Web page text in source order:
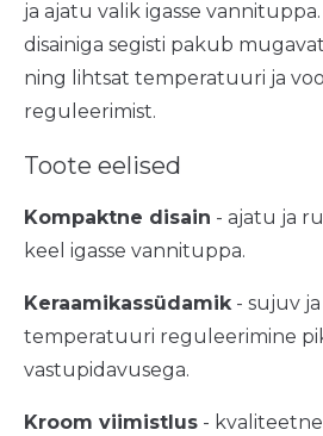
ja ajatu valik igasse
disainiga segisti pakub
ning lihtsat temperatuuri ja
reguleerimist.
Toote eelised
Kompaktne disain - ajatu ja
keel igasse vannituppa.
Keraamikassüdamik- sujuv
temperatuuri reguleerimine
vastupidavusega.
Kroom viimistlus -